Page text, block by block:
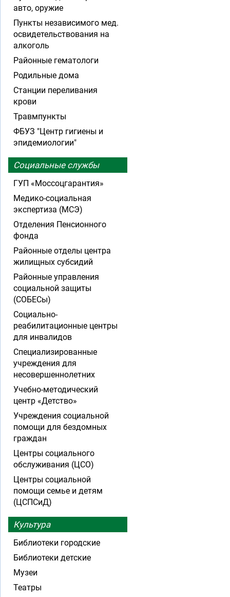
авто, оружие
Пункты независимого мед.
освидетельствования на
алкоголь
Районные гематологи
Родильные дома
Станции переливания
крови
Травмпункты
ФБУЗ "Центр гигиены и
эпидемиологии"
Социальные службы
ГУП «Моссоцгарантия»
Медико-социальная
экспертиза (МСЭ)
Отделения Пенсионного
фонда
Районные отделы центра
жилищных субсидий
Районные управления
социальной защиты
(СОБЕСы)
Социально-
реабилитационные центры
для инвалидов
Специализированные
учреждения для
несовершеннолетних
Учебно-методический
центр «Детство»
Учреждения социальной
помощи для бездомных
граждан
Центры социального
обслуживания (ЦСО)
Центры социальной
помощи семье и детям
(ЦСПСиД)
Культура
Библиотеки городские
Библиотеки детские
Музеи
Театры